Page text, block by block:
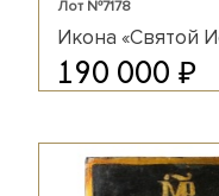
Лот №7178
Икона «Святой
190 000 ₽